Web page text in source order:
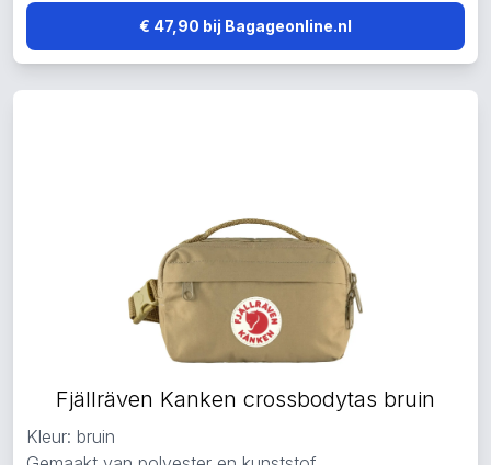
€ 47,90 bij Bagageonline.nl
Fjällräven Kanken crossbodytas bruin
Kleur: bruin